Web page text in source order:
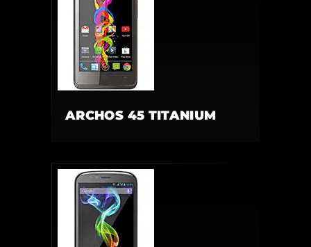
ARCHOS 45 TITANIUM